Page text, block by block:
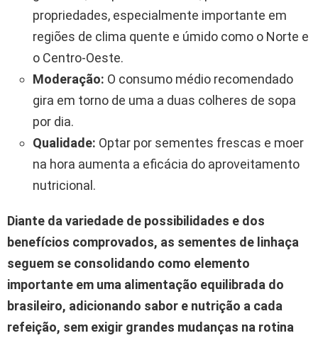
propriedades, especialmente importante em
regiões de clima quente e úmido como o Norte e
o Centro-Oeste.
Moderação: O consumo médio recomendado
gira em torno de uma a duas colheres de sopa
por dia.
Qualidade: Optar por sementes frescas e moer
na hora aumenta a eficácia do aproveitamento
nutricional.
Diante da variedade de possibilidades e dos
benefícios comprovados, as sementes de linhaça
seguem se consolidando como elemento
importante em uma alimentação equilibrada do
brasileiro, adicionando sabor e nutrição a cada
refeição, sem exigir grandes mudanças na rotina